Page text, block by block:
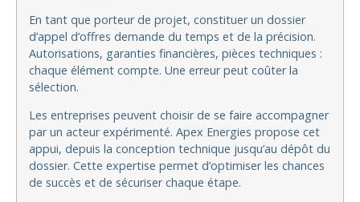
En tant que porteur de projet, constituer un dossier
d’appel d’offres demande du temps et de la précision.
Autorisations, garanties financières, pièces techniques :
chaque élément compte. Une erreur peut coûter la
sélection.
Les entreprises peuvent choisir de se faire accompagner
par un acteur expérimenté. Apex Energies propose cet
appui, depuis la conception technique jusqu’au dépôt du
dossier. Cette expertise permet d’optimiser les chances
de succès et de sécuriser chaque étape.